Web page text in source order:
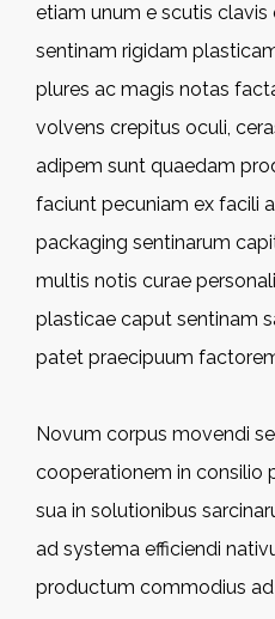
etiam unum e scutis clavis
sentinam rigidam
plures ac magis notas
volvens crepitus oculi,
adipem sunt quaedam
faciunt pecuniam ex facili
packaging sentinarum
multis notis curae
plasticae caput sentinam
patet praecipuum
Novum corpus movendi
cooperationem in consilio
sua in solutionibus
ad systema efficiendi
productum commodius